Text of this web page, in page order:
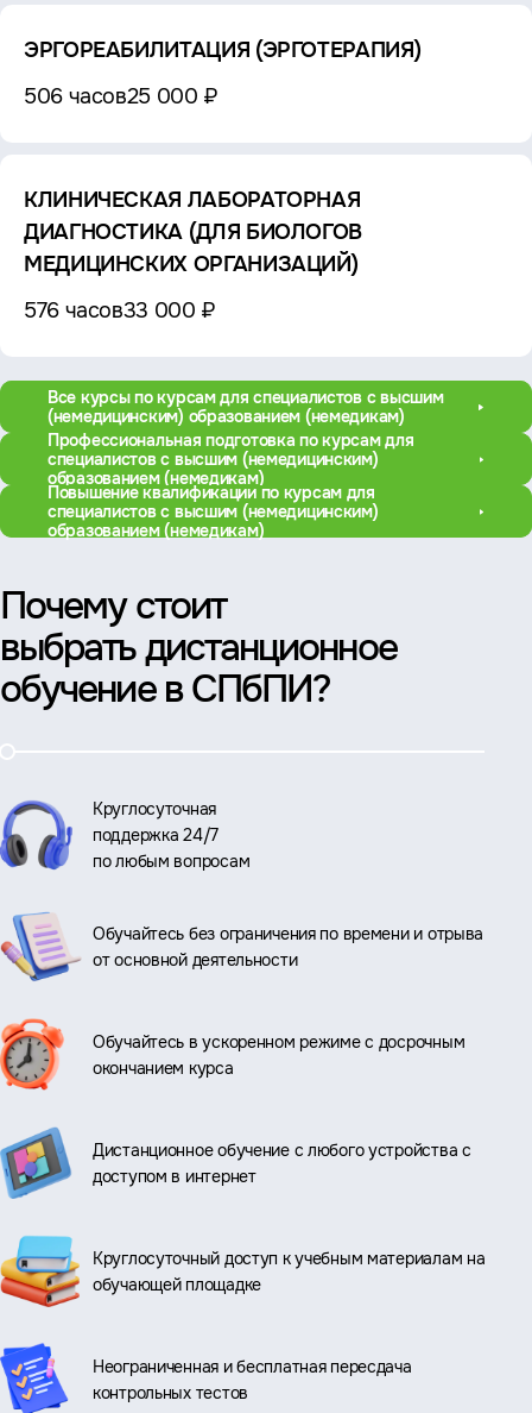
ЭРГОРЕАБИЛИТАЦИЯ (ЭРГОТЕРАПИЯ)
506 часов25 000 ₽
КЛИНИЧЕСКАЯ ЛАБОРАТОРНАЯ
ДИАГНОСТИКА (ДЛЯ БИОЛОГОВ
МЕДИЦИНСКИХ ОРГАНИЗАЦИЙ)
576 часов33 000 ₽
Все курсы по курсам для специалистов с высшим
(немедицинским) образованием (немедикам)
Профессиональная подготовка по курсам для
специалистов с высшим (немедицинским)
образованием (немедикам)
Повышение квалификации по курсам для
специалистов с высшим (немедицинским)
образованием (немедикам)
Почему стоит
выбрать дистанционное
обучение в СПбПИ?
Круглосуточная
поддержка 24/7
по любым вопросам
Обучайтесь без ограничения по времени и отрыва
от основной деятельности
Обучайтесь в ускоренном режиме с досрочным
окончанием курса
Дистанционное обучение с любого устройства с
доступом в интернет
Круглосуточный доступ к учебным материалам на
обучающей площадке
Неограниченная и бесплатная пересдача
контрольных тестов